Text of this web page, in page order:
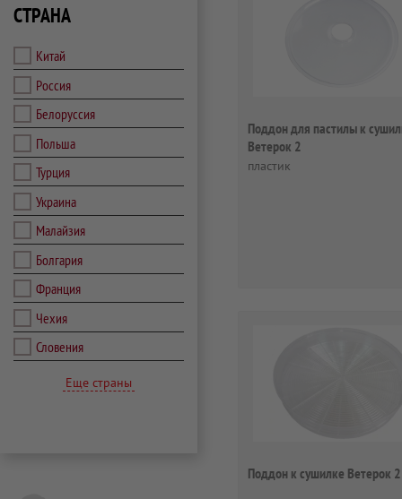
СТРАНА
Китай
Россия
Белоруссия
Польша
Турция
Украина
Малайзия
Болгария
Франция
Чехия
Словения
Еще страны
Поддон для пастилы к
Ветерок 2
пластик
Поддон к сушилке Ветерок 2